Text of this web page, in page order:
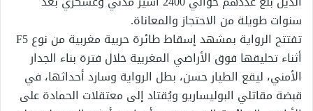
سنوات طويلة من الاحتجاز والمعاناة.
تفتتح الرواية بمشهد إسقاط طائرة حربية مغربية من نوع F5
أثناء تحليقها فوق الأراضي المغربية خلال فترة بناء الجدار
الأمني، ليقع الطيار حسن، بطل الرواية وسارد أحداثها، في
قبضة مقاتلي البوليساريو ويُقتاد إلى معتقلات الحمادة على